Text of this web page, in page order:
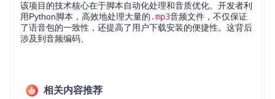
该项目的技术核心在于脚本自动化处理和音质优化。开发者利
用Python脚本，高效地处理大量的 .mp3音频文件，不仅保证
了语音包的一致性，还提高了用户下载安装的便捷性。这背后
涉及到音频编码、
相关内容推荐